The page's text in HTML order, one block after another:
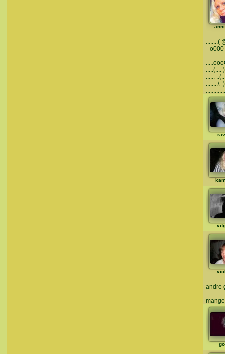
........(
--
.....(....
......
andre